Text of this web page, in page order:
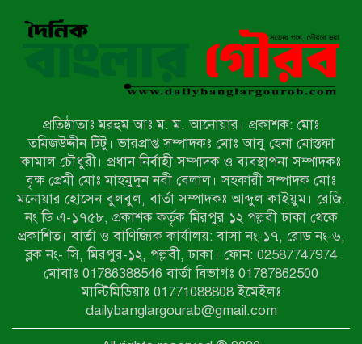
নওগাঁয় সন্ত্রাসী হামলায় বিএনপি নেতা
গুরুতর জখম
টেকনাফের পাহাড়ে র‍্যাবের অভিযান:
অপহৃত ৩ রোহিঙ্গা উদ্ধার, গ্রেপ্তার ১
পোরশায় গণঅভ্যুত্থান দিবসে শহিদ ও
জুলাই যোদ্ধাদের সংবর্ধনা
৩৬ জুলাই মহামুক্তি দিবস: শ্রমজীবী
মানুষের অধিকার রক্ষায় সিরাজগঞ্জে শ্রমিক
অধিকার পরিষদের জোরালো অবস্থান
বাকেরগঞ্জে ইমাম, মোয়াজ্জিন ও
প্রতিষ্ঠাতাঃ মরহুম আঃ ম. ম. আনোয়ার। প্রকাশক: মোঃ
তমিজউদ্দীন টিটু। ভারপ্রাপ্ত সম্পাদকঃ মোঃ আবু হেনা মোস্তফা
কামাল চৌধুরী। প্রধান নির্বাহী সম্পাদক ও ব্যবস্থাপনা সম্পাদকঃ
বৃক্ষ প্রেমী মোঃ মাহমুদুন নবী বেলাল। সহকারী সম্পাদক মোঃ
মনোয়ার হোসেন বুলবুল, বার্তা সম্পাদকঃ আব্দুল কাইয়ুম। রেজি.
নং ডি এ-১৭৫৮, প্রকাশক কর্তৃক মিরপুর ১২ পল্লবী ঢাকা থেকে
প্রকাশিত। বার্তা ও বাণিজ্যিক কার্যালয়: বাসা নং-১৭, রোড নং-৬,
ব্লক নং- সি, মিরপুর-১২, পল্লবী, ঢাকা। ফোন: 02587747974
মোবাঃ 01786388546 বার্তা বিভাগঃ 01787862500
মাল্টিমিডিয়াঃ 01771088808 ইমেইলঃ
dailybanglargourab@gmail.com